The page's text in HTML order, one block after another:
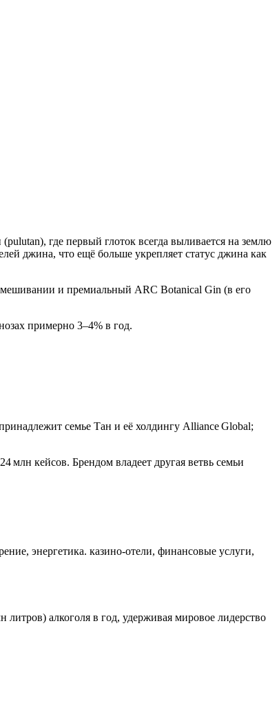
где первый глоток всегда выливается на землю
джина, что ещё больше укрепляет статус джина как
и премиальный ARC Botanical Gin (в его
примерно 3–4% в год.
семье Тан и её холдингу Alliance Global;
кейсов. Брендом владеет другая ветвь семьи
энергетика. казино‑отели, финансовые услуги,
алкоголя в год, удерживая мировое лидерство